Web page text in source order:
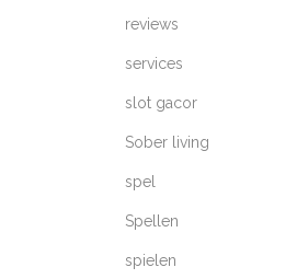
reviews
services
slot gacor
Sober living
spel
Spellen
spielen